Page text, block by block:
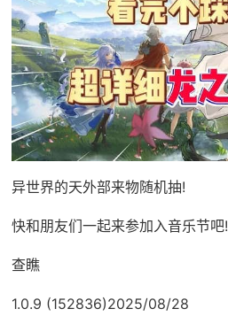
异世界的天外部来物随机抽!
快和朋友们一起来参加入音乐节吧!
查瞧
1.0.9 (152836)2025/08/28